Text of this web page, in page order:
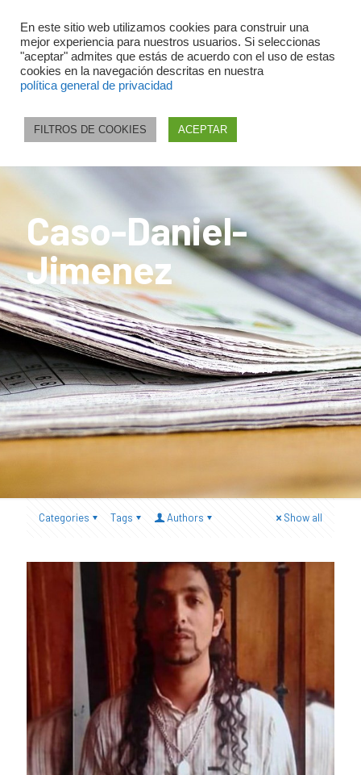
Caso-Daniel-
Jimenez
Categories Tags Authors Show all
En este sitio web utilizamos cookies para construir una
mejor experiencia para nuestros usuarios. Si seleccionas
"aceptar" admites que estás de acuerdo con el uso de estas
cookies en la navegación descritas en nuestra
política general de privacidad
FILTROS DE COOKIES ACEPTAR